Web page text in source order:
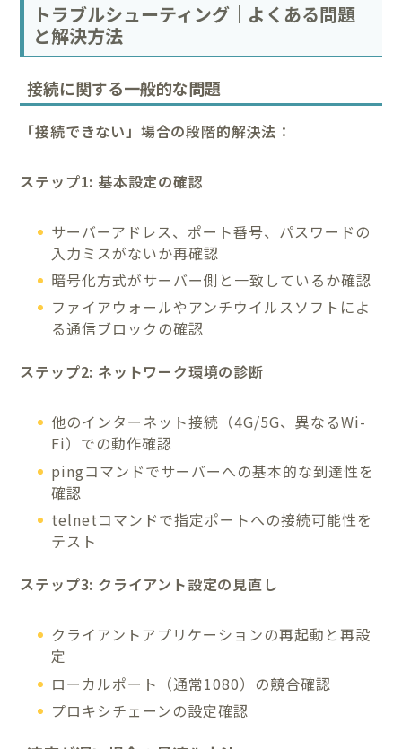
トラブルシューティング｜よくある問題
と解決方法
接続に関する一般的な問題
「接続できない」場合の段階的解決法：
ステップ1: 基本設定の確認
サーバーアドレス、ポート番号、パスワードの
入力ミスがないか再確認
暗号化方式がサーバー側と一致しているか確認
ファイアウォールやアンチウイルスソフトによ
る通信ブロックの確認
ステップ2: ネットワーク環境の診断
他のインターネット接続（4G/5G、異なるWi-
Fi）での動作確認
pingコマンドでサーバーへの基本的な到達性を
確認
telnetコマンドで指定ポートへの接続可能性を
テスト
ステップ3: クライアント設定の見直し
クライアントアプリケーションの再起動と再設
定
ローカルポート（通常1080）の競合確認
プロキシチェーンの設定確認